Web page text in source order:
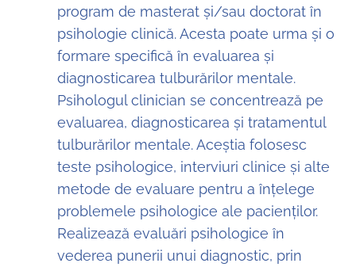
program de masterat și/sau doctorat în
psihologie clinică. Acesta poate urma și o
formare specifică în evaluarea și
diagnosticarea tulburărilor mentale.
Psihologul clinician se concentrează pe
evaluarea, diagnosticarea și tratamentul
tulburărilor mentale. Aceștia folosesc
teste psihologice, interviuri clinice și alte
metode de evaluare pentru a înțelege
problemele psihologice ale pacienților.
Realizează evaluări psihologice în
vederea punerii unui diagnostic, prin